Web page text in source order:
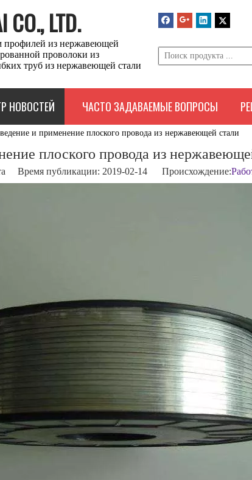
LTD.
профилей из нержавеющей
проволоки из
труб из нержавеющей стали
НОВОСТЕЙ ЧАСТО ЗАДАВАЕМЫЕ ВОПРОСЫ
и применение плоского провода из нержавеющей стали
плоского провода из
Время публикации: 2019-02-14 Происхождение: